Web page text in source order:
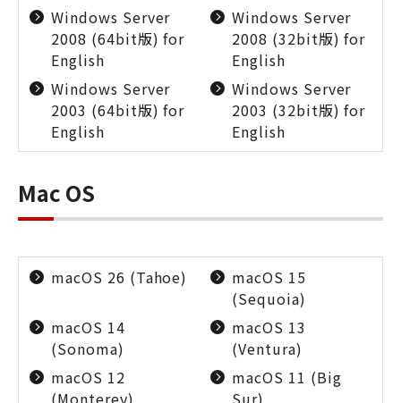
Windows Server
2008 (64bit版) for
English
Windows Server
2008 (32bit版) for
English
Windows Server
2003 (64bit版) for
English
Windows Server
2003 (32bit版) for
English
Mac OS
macOS 26 (Tahoe)
macOS 15
(Sequoia)
macOS 14
(Sonoma)
macOS 13
(Ventura)
macOS 12
(Monterey)
macOS 11 (Big
Sur)